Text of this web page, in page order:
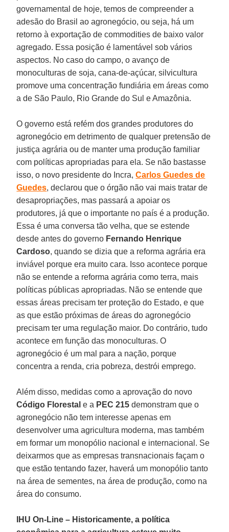
governamental de hoje, temos de compreender a
adesão do Brasil ao agronegócio, ou seja, há um
retorno à exportação de commodities de baixo valor
agregado. Essa posição é lamentável sob vários
aspectos. No caso do campo, o avanço de
monoculturas de soja, cana-de-açúcar, silvicultura
promove uma concentração fundiária em áreas como
a de São Paulo, Rio Grande do Sul e Amazônia.
O governo está refém dos grandes produtores do
agronegócio em detrimento de qualquer pretensão de
justiça agrária ou de manter uma produção familiar
com políticas apropriadas para ela. Se não bastasse
isso, o novo presidente do Incra,Carlos Guedes de
Guedes, declarou que o órgão não vai mais tratar de
desapropriações, mas passará a apoiar os
produtores, já que o importante no país é a produção.
Essa é uma conversa tão velha, que se estende
desde antes do governo Fernando Henrique
Cardoso, quando se dizia que a reforma agrária era
inviável porque era muito cara. Isso acontece porque
não se entende a reforma agrária como terra, mais
políticas públicas apropriadas. Não se entende que
essas áreas precisam ter proteção do Estado, e que
as que estão próximas de áreas do agronegócio
precisam ter uma regulação maior. Do contrário, tudo
acontece em função das monoculturas. O
agronegócio é um mal para a nação, porque
concentra a renda, cria pobreza, destrói emprego.
Além disso, medidas como a aprovação do novo
Código Florestal e a PEC 215 demonstram que o
agronegócio não tem interesse apenas em
desenvolver uma agricultura moderna, mas também
em formar um monopólio nacional e internacional. Se
deixarmos que as empresas transnacionais façam o
que estão tentando fazer, haverá um monopólio tanto
na área de sementes, na área de produção, como na
área do consumo.
IHU On-Line – Historicamente, a política